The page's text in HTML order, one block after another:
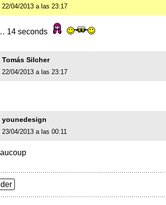
22/04/2013 a las 23:17
14 seconds
Tomás Silcher
22/04/2013 a las 23:17
younedesign
23/04/2013 a las 00:11